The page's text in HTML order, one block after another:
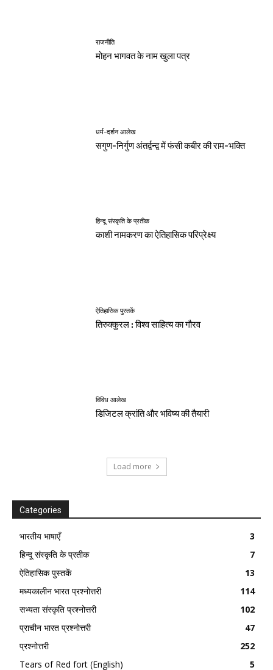
राजनीति
मोहन भागवत के नाम खुला पत्र
धर्म-दर्शन आलेख
सगुण-निर्गुण अंतर्द्वन्द्व में फंसी कबीर की राम-भक्ति
हिन्दू संस्कृति के प्रतीक
काशी नामकरण का ऐतिहासिक परिप्रेक्ष्य
ऐतिहासिक पुस्तकें
तिरुक्कुरल : विश्व साहित्य का गौरव
विविध आलेख
डिजिटल क्रांति और भविष्य की तैयारी
Load more
Categories
भारतीय भाषाएँ
3
हिन्दू संस्कृति के प्रतीक
7
ऐतिहासिक पुस्तकें
13
मध्यकालीन भारत प्रश्नोत्तरी
114
सभ्यता संस्कृति प्रश्नोत्तरी
102
प्राचीन भारत प्रश्नोत्तरी
47
प्रश्नोत्तरी
252
Tears of Red fort (English)
5